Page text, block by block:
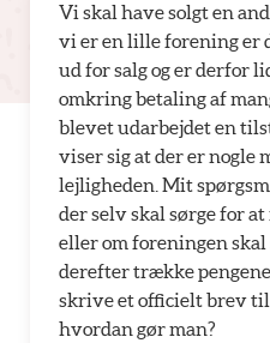
Vi skal have solgt en
vi er en lille forening er
ud for salg og er derfor
omkring betaling af
blevet udarbejdet en
viser sig at der er nogle
lejligheden. Mit
der selv skal sørge for
eller om foreningen skal
derefter trække
skrive et officielt brev
hvordan gør man?